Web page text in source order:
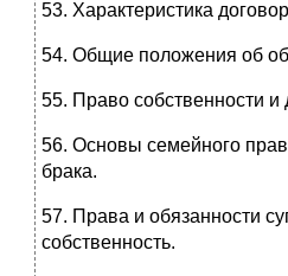
53. Характеристика
54. Общие положения об
55. Право собственности
56. Основы семейного
брака.
57. Права и обязанности
собственность.